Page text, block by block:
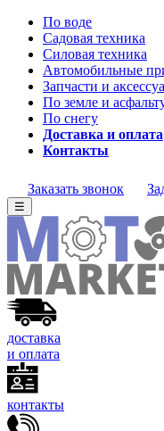
По воде
Садовая техника
Силовая техника
Автомобильные
Запчасти и
По земле и
По снегу
Доставка и оплата
Контакты
Заказать звонок
☰
доставка
и оплата
контакты